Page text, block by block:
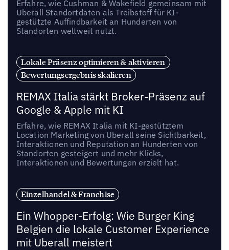
Erfahre, wie Cushman & Wakefield gemeinsam mit
Uberall Standortdaten als Treibstoff für KI-
gestützte Auffindbarkeit an Hunderten von
Standorten weltweit nutzt.
Lokale Präsenz optimieren & aktivieren
Bewertungsergebnis skalieren
REMAX Italia stärkt Broker-Präsenz auf
Google & Apple mit KI
Erfahre, wie REMAX Italia mit KI-gestütztem
Location Marketing von Uberall seine Sichtbarkeit,
Interaktionen und Reputation an Hunderten von
Standorten gesteigert und mehr Klicks,
Interaktionen und Bewertungen erzielt hat.
Einzelhandel & Franchise
Ein Whopper-Erfolg: Wie Burger King
Belgien die lokale Customer Experience
mit Uberall meistert